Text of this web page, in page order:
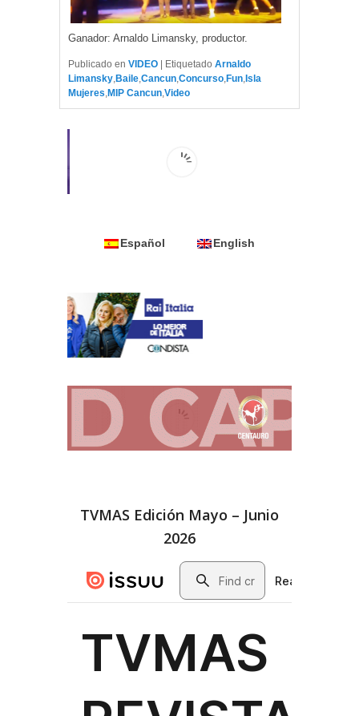
Ganador: Arnaldo Limansky, productor.
Publicado en VIDEO Etiquetado Arnaldo
Limansky,Baile,Cancun,Concurso,Fun, Isla
Mujeres,MIP Cancun,Video
Español English
TVMAS Edición Mayo – Junio
2026